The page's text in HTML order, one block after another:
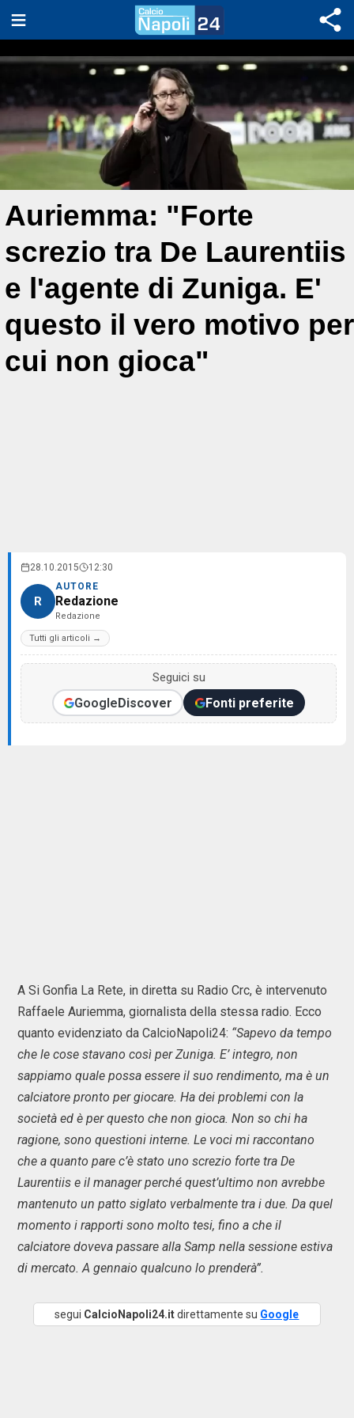
Auriemma: "Forte
screzio tra De Laurentiis
e l'agente di Zuniga. E'
questo il vero motivo per
cui non gioca"
28.10.2015 12:30
R
AUTORE
Redazione
Redazione
Tutti gli articoli →
Seguici su
GoogleDiscover Fonti preferite
A Si Gonfia La Rete, in diretta su Radio Crc, è intervenuto
Raffaele Auriemma, giornalista della stessa radio. Ecco
quanto evidenziato da CalcioNapoli24: “Sapevo da tempo
che le cose stavano così per Zuniga. E’ integro, non
sappiamo quale possa essere il suo rendimento, ma è un
calciatore pronto per giocare. Ha dei problemi con la
società ed è per questo che non gioca. Non so chi ha
ragione, sono questioni interne. Le voci mi raccontano
che a quanto pare c’è stato uno screzio forte tra De
Laurentiis e il manager perché quest’ultimo non avrebbe
mantenuto un patto siglato verbalmente tra i due. Da quel
momento i rapporti sono molto tesi, fino a che il
calciatore doveva passare alla Samp nella sessione estiva
di mercato. A gennaio qualcuno lo prenderà”.
segui CalcioNapoli24.itdirettamente su Google